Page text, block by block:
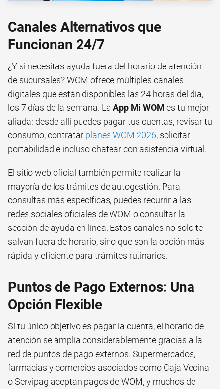
Canales Alternativos que
Funcionan 24/7
¿Y si necesitas ayuda fuera del horario de atención
de sucursales? WOM ofrece múltiples canales
digitales que están disponibles las 24 horas del día,
los 7 días de la semana. La App Mi WOM es tu mejor
aliada: desde allí puedes pagar tus cuentas, revisar tu
consumo, contratar planes WOM 2026, solicitar
portabilidad e incluso chatear con asistencia virtual.
El sitio web oficial también permite realizar la
mayoría de los trámites de autogestión. Para
consultas más específicas, puedes recurrir a las
redes sociales oficiales de WOM o consultar la
sección de ayuda en línea. Estos canales no solo te
salvan fuera de horario, sino que son la opción más
rápida y eficiente para trámites rutinarios.
Puntos de Pago Externos: Una
Opción Flexible
Si tu único objetivo es pagar la cuenta, el horario de
atención se amplía considerablemente gracias a la
red de puntos de pago externos. Supermercados,
farmacias y comercios asociados como Caja Vecina
o Servipag aceptan pagos de WOM, y muchos de